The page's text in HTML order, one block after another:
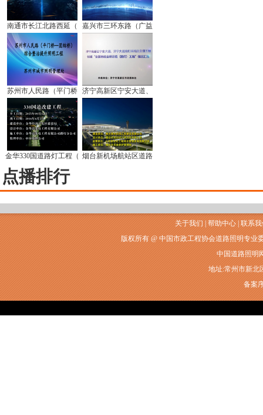
南通市长江北路西延（ 嘉兴市三环东路（广益
苏州市人民路（平门桥 济宁高新区宁安大道、
金华330国道路灯工程（ 烟台新机场航站区道路
点播排行
关于我们 帮助中心 联系
版权所有 @ 中国市政工程协会道路照明专
中国道路照明
地址:常州市新北
备案